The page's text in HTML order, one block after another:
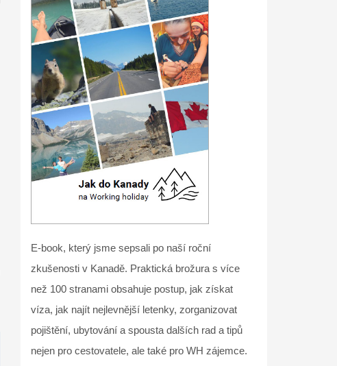
E-book, který jsme sepsali po naší roční
zkušenosti v Kanadě. Praktická brožura s více
než 100 stranami obsahuje postup, jak získat
víza, jak najít nejlevnější letenky, zorganizovat
pojištění, ubytování a spousta dalších rad a tipů
nejen pro cestovatele, ale také pro WH zájemce.